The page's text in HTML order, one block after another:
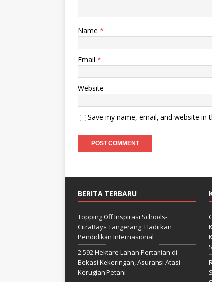
Name *
Email *
Website
Save my name, email, and website
BERITA TERBARU
Topping Off Inspirasi Schools-
CitraRaya Tangerang, Hadirkan
Pendidikan Internasional
2.592 Hektare Lahan Pertanian di
Bekasi Kekeringan, Asuransi Atasi
Kerugian Petani